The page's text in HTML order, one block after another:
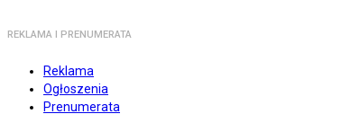
REKLAMA I PRENUMERATA
Reklama
Ogłoszenia
Prenumerata